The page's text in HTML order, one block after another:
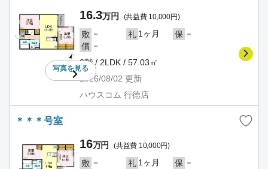
写真を見る
16.3万円 (共益費 10,000円)
敷 － 礼 1ヶ月 保 －
償 －
3階 / 2LDK / 57.03㎡
2026/08/02 更新
ハウスコム 行徳店
＊＊＊号室
16万円 (共益費 10,000円)
敷 － 礼 1ヶ月 保 －